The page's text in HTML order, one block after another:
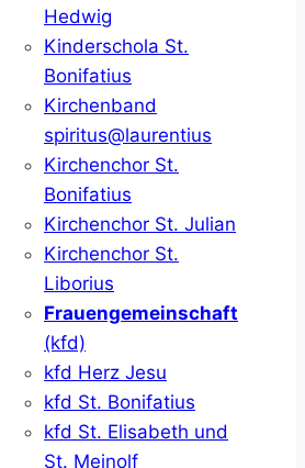
Hedwig
Kinderschola St.
Bonifatius
Kirchenband
spiritus@laurentius
Kirchenchor St.
Bonifatius
Kirchenchor St. Julian
Kirchenchor St.
Liborius
Frauengemeinschaft
(kfd)
kfd Herz Jesu
kfd St. Bonifatius
kfd St. Elisabeth und
St. Meinolf